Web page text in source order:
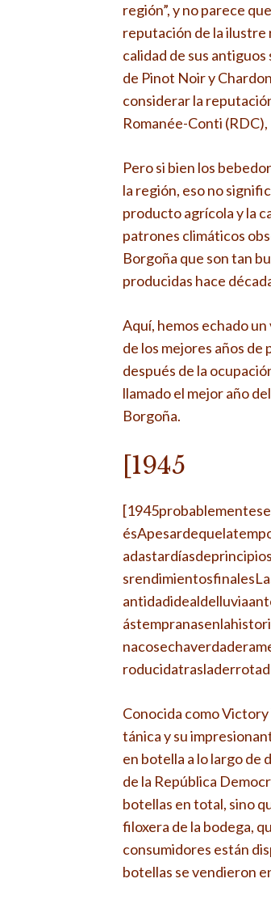
región”, y no parece
reputación de la ilustre
calidad de sus
de Pinot Noir y
considerar la
Romanée-Conti
Pero si bien los
la región, eso no
producto agrícola y la
patrones climáticos
Borgoña que son tan
producidas hace
Aquí, hemos echado
de los mejores años
después de la
llamado el mejor año
Borgoña.
[1945
Conocida como
tánica y su
en botella a lo largo de
de la República
botellas en total, sino
filoxera de la bodega,
consumidores están
botellas se vendieron